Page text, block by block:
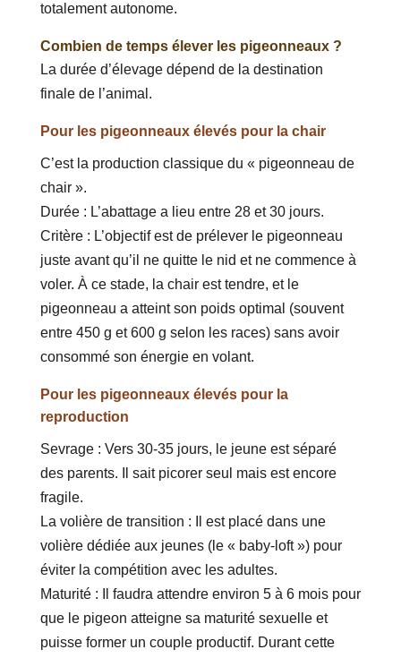
totalement autonome.
Combien de temps élever les pigeonneaux ?
La durée d’élevage dépend de la destination
finale de l’animal.
Pour les pigeonneaux élevés pour la chair
C’est la production classique du « pigeonneau de
chair ».
Durée : L’abattage a lieu entre 28 et 30 jours.
Critère : L’objectif est de prélever le pigeonneau
juste avant qu’il ne quitte le nid et ne commence à
voler. À ce stade, la chair est tendre, et le
pigeonneau a atteint son poids optimal (souvent
entre 450 g et 600 g selon les races) sans avoir
consommé son énergie en volant.
Pour les pigeonneaux élevés pour la
reproduction
Sevrage : Vers 30-35 jours, le jeune est séparé
des parents. Il sait picorer seul mais est encore
fragile.
La volière de transition : Il est placé dans une
volière dédiée aux jeunes (le « baby-loft ») pour
éviter la compétition avec les adultes.
Maturité : Il faudra attendre environ 5 à 6 mois pour
que le pigeon atteigne sa maturité sexuelle et
puisse former un couple productif. Durant cette